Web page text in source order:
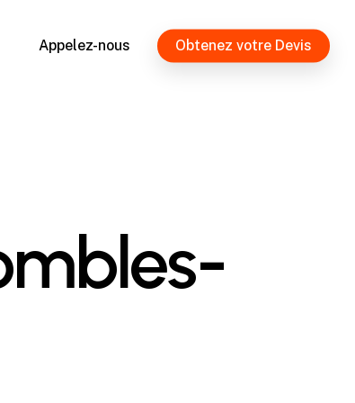
Appelez-nous Obtenez votre Devis